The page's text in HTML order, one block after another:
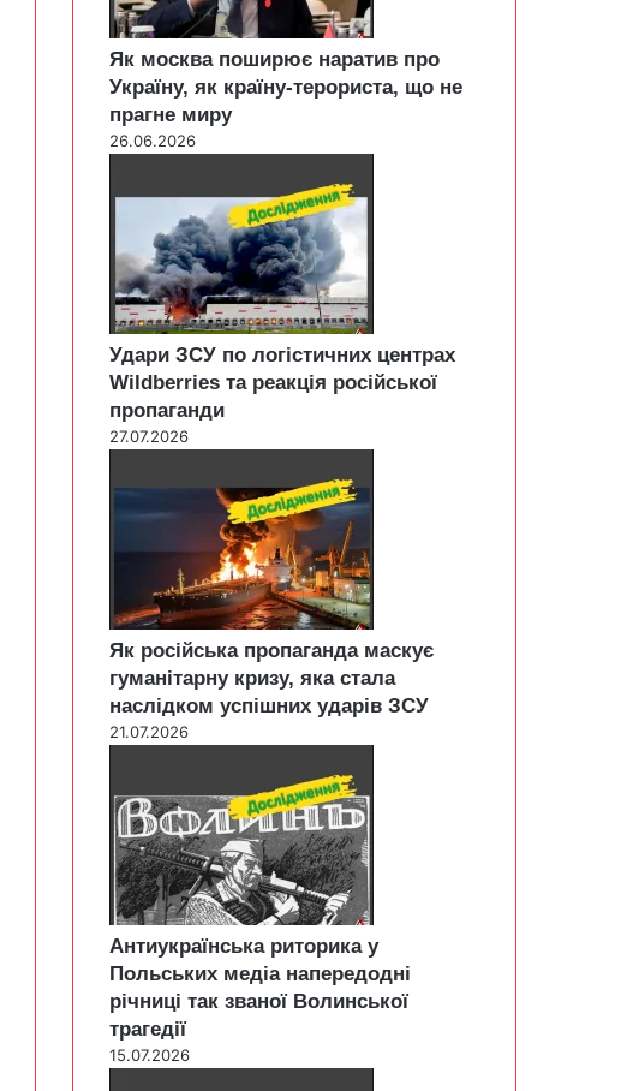
Як москва поширює наратив про
Україну, як країну-терориста, що не
прагне миру
26.06.2026
Удари ЗСУ по логістичних центрах
Wildberries та реакція російської
пропаганди
27.07.2026
Як російська пропаганда маскує
гуманітарну кризу, яка стала
наслідком успішних ударів ЗСУ
21.07.2026
Антиукраїнська риторика у
Польських медіа напередодні
річниці так званої Волинської
трагедії
15.07.2026